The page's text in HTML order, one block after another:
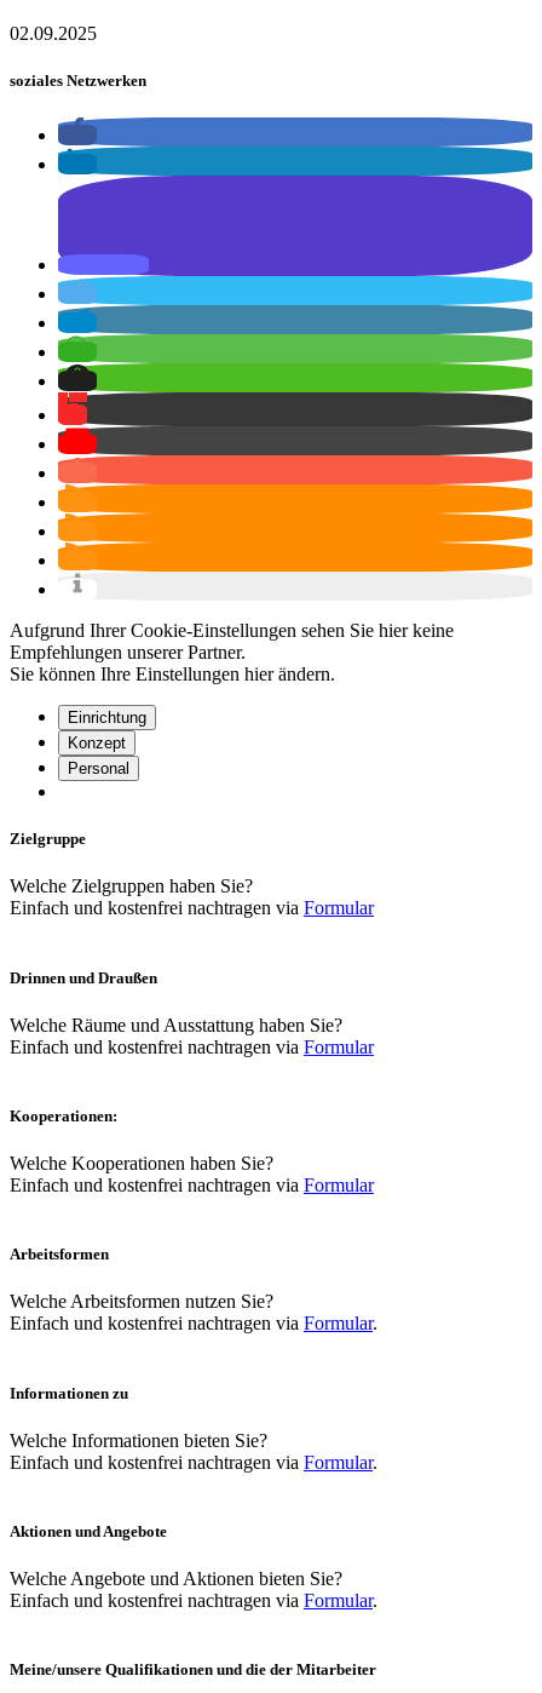
02.09.2025
soziales Netzwerken
Aufgrund Ihrer Cookie-Einstellungen sehen Sie hier keine
Empfehlungen unserer Partner.
Sie können Ihre Einstellungen hierändern.
Einrichtung
Konzept
Personal
Zielgruppe
Welche Zielgruppen haben Sie?
Einfach und kostenfrei nachtragen via Formular
Drinnen und Draußen
Welche Räume und Ausstattung haben Sie?
Einfach und kostenfrei nachtragen via Formular
Kooperationen:
Welche Kooperationen haben Sie?
Einfach und kostenfrei nachtragen via Formular
Arbeitsformen
Welche Arbeitsformen nutzen Sie?
Einfach und kostenfrei nachtragen via Formular.
Informationen zu
Welche Informationen bieten Sie?
Einfach und kostenfrei nachtragen via Formular.
Aktionen und Angebote
Welche Angebote und Aktionen bieten Sie?
Einfach und kostenfrei nachtragen via Formular.
Meine/unsere Qualifikationen und die der Mitarbeiter